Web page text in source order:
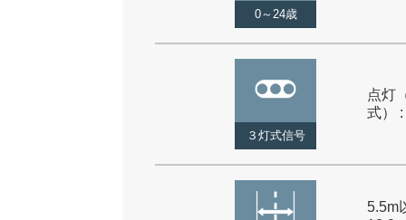
0～24歳
３灯式信号
点灯
式）
5.5m